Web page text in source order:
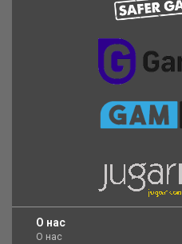
O нас
О нас